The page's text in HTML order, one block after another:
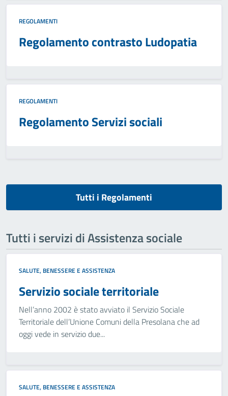
REGOLAMENTI
Regolamento contrasto Ludopatia
REGOLAMENTI
Regolamento Servizi sociali
Tutti i Regolamenti
Tutti i servizi di Assistenza sociale
SALUTE, BENESSERE E ASSISTENZA
Servizio sociale territoriale
Nell’anno 2002 è stato avviato il Servizio Sociale
Territoriale dell’Unione Comuni della Presolana che ad
oggi vede in servizio due...
SALUTE, BENESSERE E ASSISTENZA